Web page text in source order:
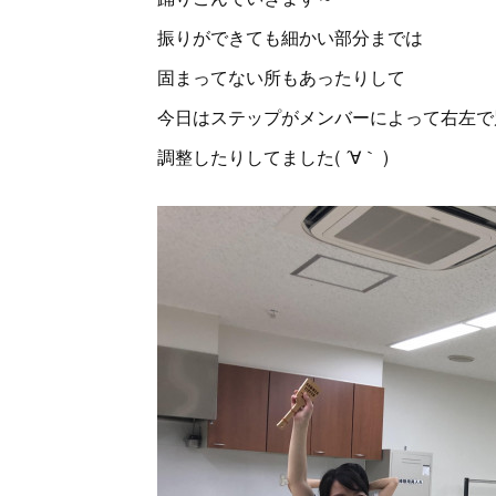
振りができても細かい部分までは
固まってない所もあったりして
今日はステップがメンバーによって右左
調整したりしてました( ´∀｀ )